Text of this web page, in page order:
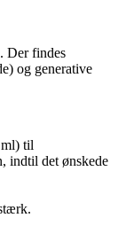
Der findes
og generative
til
indtil det ønskede